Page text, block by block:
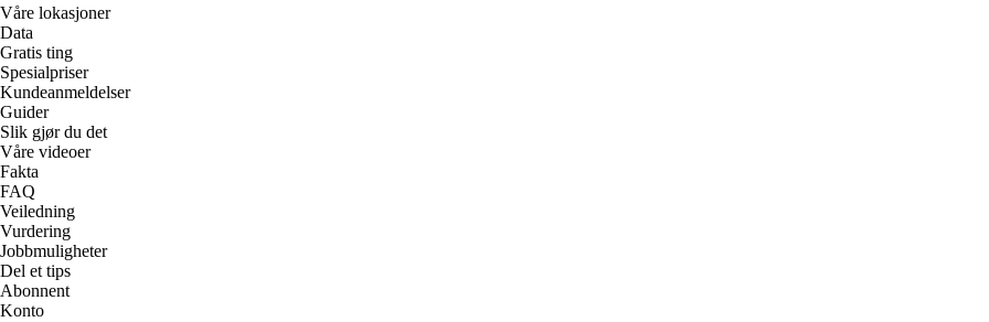
Våre lokasjoner
Data
Gratis ting
Spesialpriser
Kundeanmeldelser
Guider
Slik gjør du det
Våre videoer
Fakta
FAQ
Veiledning
Vurdering
Jobbmuligheter
Del et tips
Abonnent
Konto